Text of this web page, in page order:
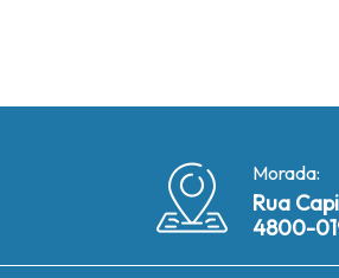
Morada:
Rua
4800-